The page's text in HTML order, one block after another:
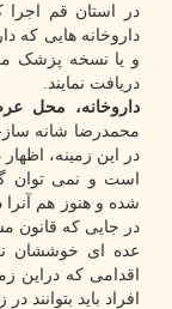
در استان قم اجرا
داروخانه هایی که
و یا نسخه پزشک
دریافت نمایند.
داروخانه، محل
محمدرضا شانه
در این زمینه،
است و نمی توان
شده و هنوز هم
در جایی که قانون
عده ای خوششان
اقدامی که دراین
افراد باید بتوانند